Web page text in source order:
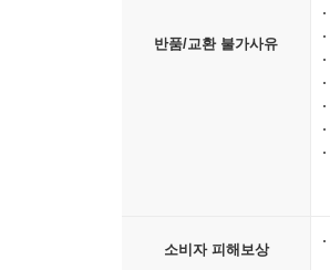
반품/교환 불가사유
소비자 피해보상